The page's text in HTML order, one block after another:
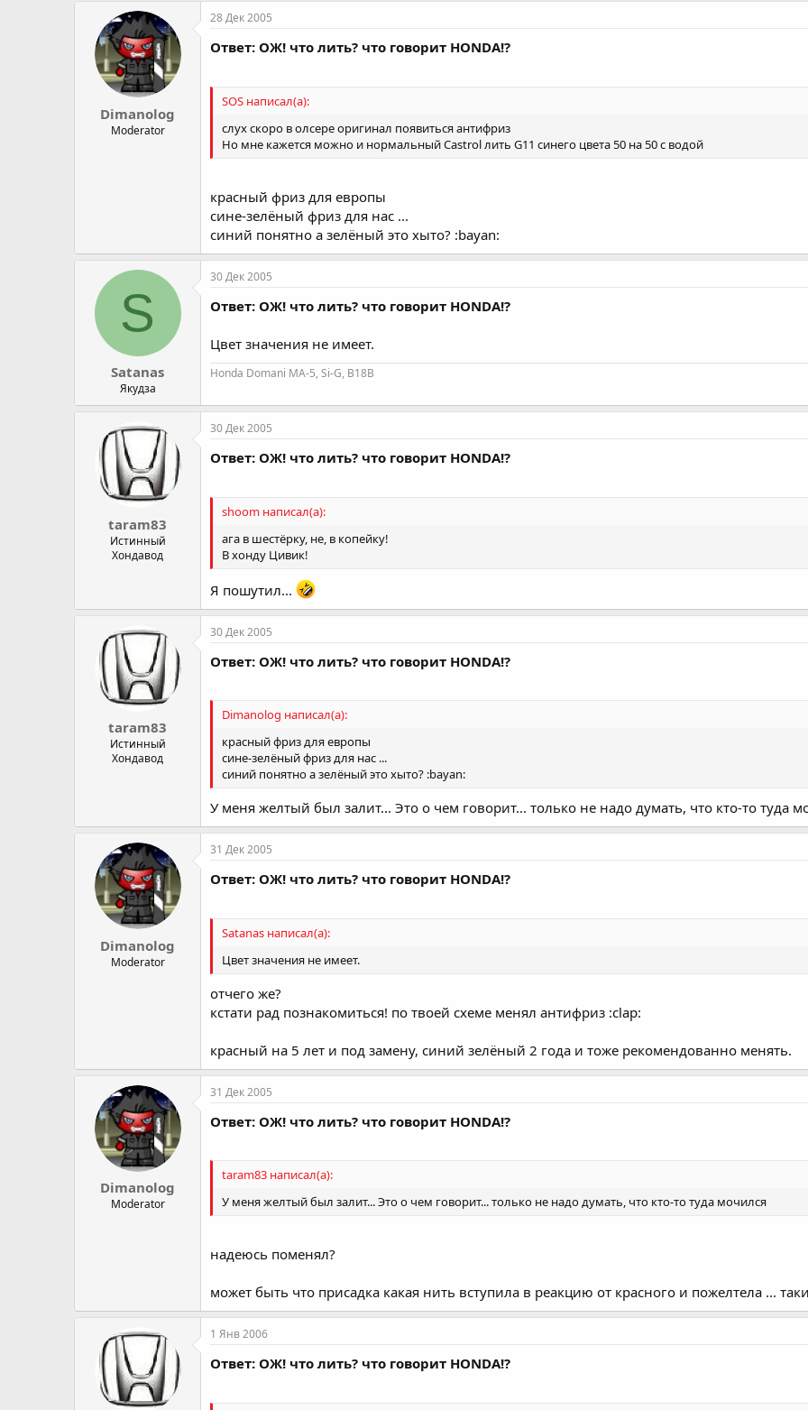
Dimanolog
Moderator
28 Дек 2005
Ответ: ОЖ! что лить? что говорит HONDA!?
SOS написал(а):
слух скоро в олсере оригинал появиться антифриз
Но мне кажется можно и нормальный Castrol лить G11 синего цвета 50 на 50 с водой
красный фриз для европы
сине-зелёный фриз для нас ...
синий понятно а зелёный это хыто? :bayan:
S
Satanas
Якудза
30 Дек 2005
Ответ: ОЖ! что лить? что говорит HONDA!?
Цвет значения не имеет.
Honda Domani MA-5, Si-G, B18B
taram83
Истинный
Хондавод
30 Дек 2005
Ответ: ОЖ! что лить? что говорит HONDA!?
shoom написал(а):
ага в шестёрку, не, в копейку!
В хонду Цивик!
Я пошутил...
taram83
Истинный
Хондавод
30 Дек 2005
Ответ: ОЖ! что лить? что говорит HONDA!?
Dimanolog написал(а):
красный фриз для европы
сине-зелёный фриз для нас ...
синий понятно а зелёный это хыто? :bayan:
У меня желтый был залит... Это о чем говорит... только не надо думать, что кто-то туда
Dimanolog
Moderator
31 Дек 2005
Ответ: ОЖ! что лить? что говорит HONDA!?
Satanas написал(а):
Цвет значения не имеет.
отчего же?
кстати рад познакомиться! по твоей схеме менял антифриз :clap:
красный на 5 лет и под замену, синий зелёный 2 года и тоже рекомендованно менять.
Dimanolog
Moderator
31 Дек 2005
Ответ: ОЖ! что лить? что говорит HONDA!?
taram83 написал(а):
У меня желтый был залит... Это о чем говорит... только не надо думать, что кто-то туда мочился
надеюсь поменял?
может быть что присадка какая нить вступила в реакцию от красного и пожелтела ...
1 Янв 2006
Ответ: ОЖ! что лить? что говорит HONDA!?